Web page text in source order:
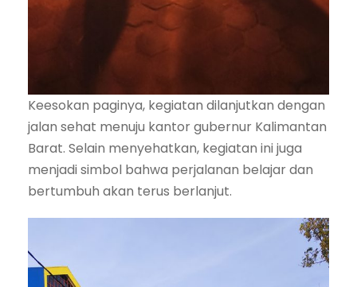
Keesokan paginya, kegiatan dilanjutkan dengan
jalan sehat menuju kantor gubernur Kalimantan
Barat. Selain menyehatkan, kegiatan ini juga
menjadi simbol bahwa perjalanan belajar dan
bertumbuh akan terus berlanjut.